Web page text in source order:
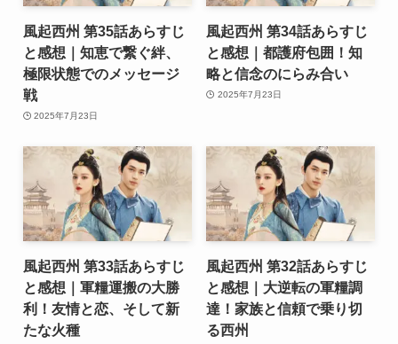
風起西州 第35話あらすじ
と感想｜知恵で繋ぐ絆、
極限状態でのメッセージ
戦
2025年7月23日
風起西州 第34話あらすじ
と感想｜都護府包囲！知
略と信念のにらみ合い
2025年7月23日
風起西州 第33話あらすじ
と感想｜軍糧運搬の大勝
利！友情と恋、そして新
たな火種
風起西州 第32話あらすじ
と感想｜大逆転の軍糧調
達！家族と信頼で乗り切
る西州